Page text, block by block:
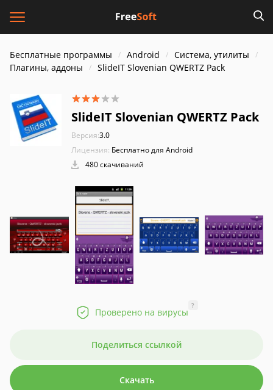
Бесплатные программы Android
Система, утилиты
Плагины, аддоны
SlideIT Slovenian QWERTZ Pack
SlideIT Slovenian QWERTZ Pack
Версия:3.0
Лицензия: Бесплатно для Android
480 скачиваний
Проверено на вирусы
?
Поделиться ссылкой
Скачать